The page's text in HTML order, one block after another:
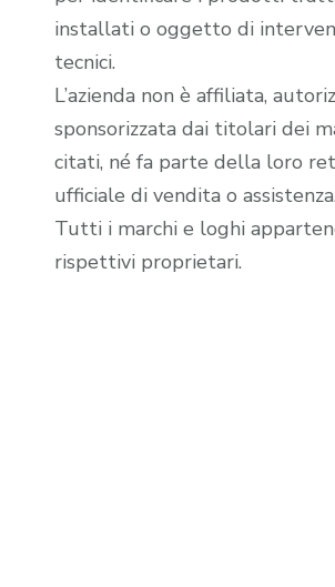
installati o oggetto di
tecnici.
L’azienda non è affiliata,
sponsorizzata dai titolari dei
citati, né fa parte della loro
ufficiale di vendita o
Tutti i marchi e loghi
rispettivi proprietari.